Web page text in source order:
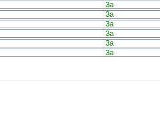
За
За
За
За
За
За